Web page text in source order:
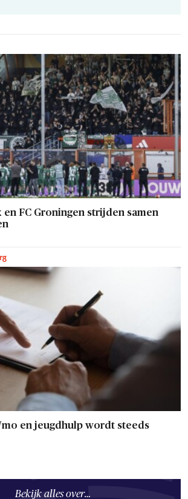
en FC Groningen strijden samen
en jeugdhulp wordt steeds
Bekijk alles over…